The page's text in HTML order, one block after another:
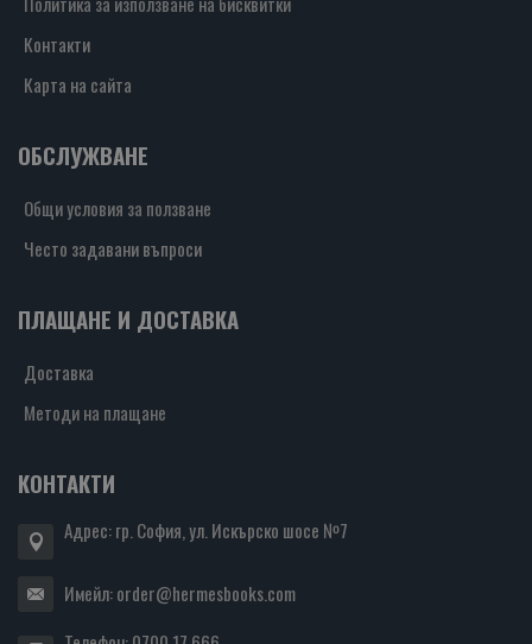
Контакти
Карта на сайта
ОБСЛУЖВАНЕ
Общи условия за ползване
Често задавани въпроси
ПЛАЩАНЕ И ДОСТАВКА
Доставка
Методи на плащане
КОНТАКТИ
Адрес: гр. София, ул. Искърско шосе №7
Имейл:order@hermesbooks.com